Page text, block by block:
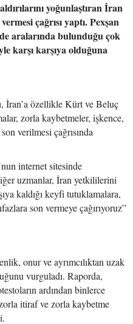
yoğunlaştıran İran
çağrısı yaptı. Pexşan
aralarında bulunduğu çok
karşı karşıya olduğuna
İran’a özellikle Kürt ve Beluç
zorla kaybetmeler, işkence,
verilmesi çağrısında
internet sitesinde
uzmanlar, İran yetkililerini
kaldığı keyfi tutuklamalara,
son vermeye çağırıyoruz”
onur ve ayrımcılıktan uzak
vurguladı. Raporda,
ardından binlerce
itiraf ve zorla kaybetme